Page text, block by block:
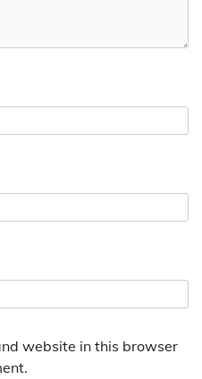
website in this browser